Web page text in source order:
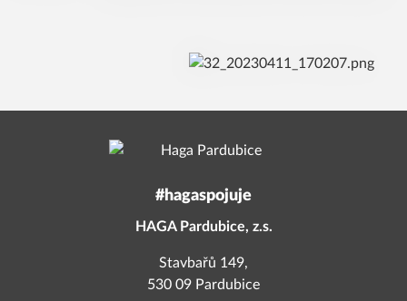
#hagaspojuje
HAGA Pardubice, z.s.
Stavbařů 149,
530 09 Pardubice